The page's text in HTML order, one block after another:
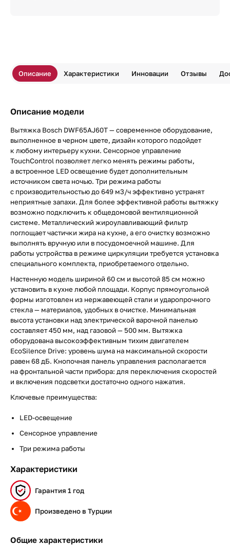
Описание Характеристики Инновации Отзывы
Описание модели
Вытяжка Bosch DWF65AJ60T — современное оборудование,
выполненное в черном цвете, дизайн которого подойдет
к любому интерьеру кухни. Сенсорное управление
TouchControl позволяет легко менять режимы работы,
а встроенное LED освещение будет дополнительным
источником света ночью. Три режима работы
с производительностью до 649 м3/ч эффективно устранят
неприятные запахи. Для более эффективной работы вытяжку
возможно подключить к общедомовой вентиляционной
системе. Металлический жироулавливающий фильтр
поглощает частички жира на кухне, а его очистку возможно
выполнять вручную или в посудомоечной машине. Для
работы устройства в режиме циркуляции требуется установка
специального комплекта, приобретаемого отдельно.
Настенную модель шириной 60 см и высотой 85 см можно
установить в кухне любой площади. Корпус прямоугольной
формы изготовлен из нержавеющей стали и ударопрочного
стекла — материалов, удобных в очистке. Минимальная
высота установки над электрической варочной панелью
составляет 450 мм, над газовой — 500 мм. Вытяжка
оборудована высокоэффективным тихим двигателем
EcoSilence Drive: уровень шума на максимальной скорости
равен 68 дБ. Кнопочная панель управления располагается
на фронтальной части прибора: для переключения скоростей
и включения подсветки достаточно одного нажатия.
Ключевые преимущества:
LED-освещение
Сенсорное управление
Три режима работы
Характеристики
Гарантия 1 год
Произведено в Турции
Общие характеристики